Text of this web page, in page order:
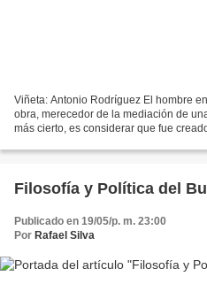
Viñeta: Antonio Rodríguez El hombre
obra, merecedor de la mediación de
más cierto, es considerar que fue
Filosofía y Política del
Publicado en 19/05/p. m. 23:00
Por Rafael Silva